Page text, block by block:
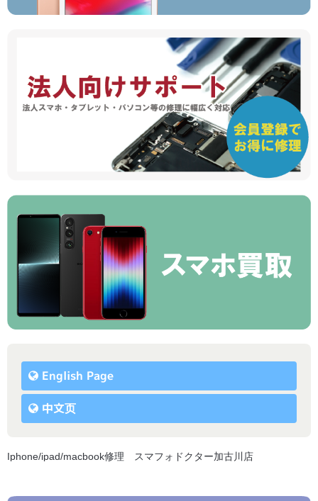
English Page
中文页
Iphone/ipad/macbook修理 スマフォドクター加古川店